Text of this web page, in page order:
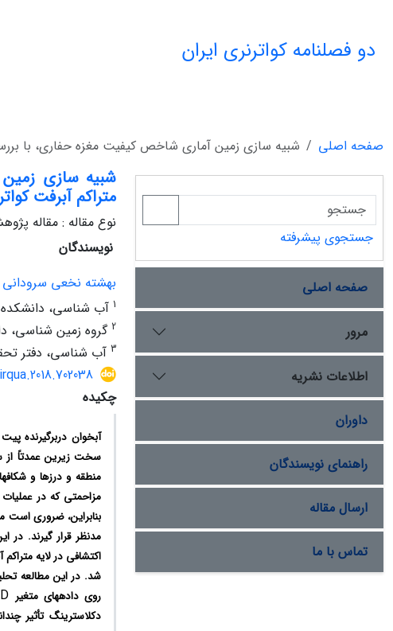
دو فصلنامه کواترنری ایران
صفحه اصلی شبیه‌ سازی زمین ‌آماری شاخص کیفیت مغزه حفاری، با
شبیه‌ سازی
متراکم آبرفت
نوع مقاله : مقاله
نویسندگان
بهشته نخعی سرودانی
1 آب شناسی،
2 گروه زمین شناسی،
3 آب شناسی، دفتر
چکیده
آبخوان دربرگیرنده
سخت زیرین عمدتاً از
منطقه و درزها و
مزاحمتی که در
بنابراین، ضروری است
اکتشافی در لایه
‏شد. در این مطالعه
روی ‏داده‏های متغیر
دکلاسترینگ تأثیر
جستجوی پیشرفته
صفحه اصلی
مرور
اطلاعات نشریه
داوران
راهنمای نویسندگان
ارسال مقاله
تماس با ما